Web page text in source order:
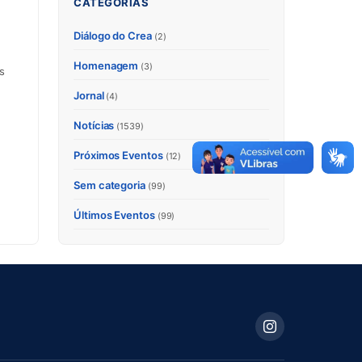
Diálogo do Crea (2)
Homenagem (3)
Jornal (4)
Notícias (1539)
Próximos Eventos (12)
Sem categoria (99)
Últimos Eventos (99)